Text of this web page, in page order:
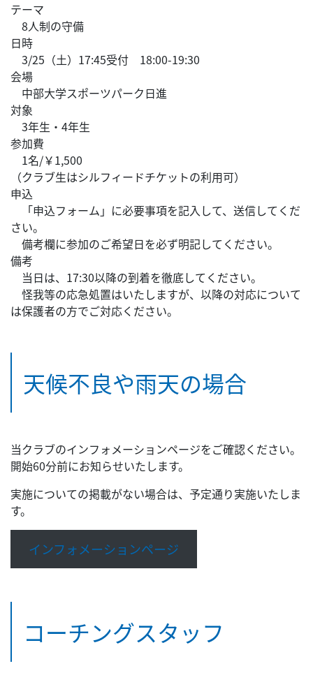
テーマ
8人制の守備
日時
3/25（土）17:45受付 18:00-19:30
会場
中部大学スポーツパーク日進
対象
3年生・4年生
参加費
1名/￥1,500
（クラブ生はシルフィードチケットの利用可）
申込
「申込フォーム」に必要事項を記入して、送信してくだ
さい。
備考欄に参加のご希望日を必ず明記してください。
備考
当日は、17:30以降の到着を徹底してください。
怪我等の応急処置はいたしますが、以降の対応について
は保護者の方でご対応ください。
天候不良や雨天の場合
当クラブのインフォメーションページをご確認ください。
開始60分前にお知らせいたします。
実施についての掲載がない場合は、予定通り実施いたしま
す。
インフォメーションページ
コーチングスタッフ